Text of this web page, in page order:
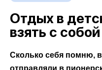
Отдых в
взять с
Сколько себя помню,
отправляли в